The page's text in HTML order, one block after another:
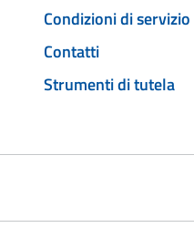
Condizioni di servizio
Contatti
Strumenti di tutela